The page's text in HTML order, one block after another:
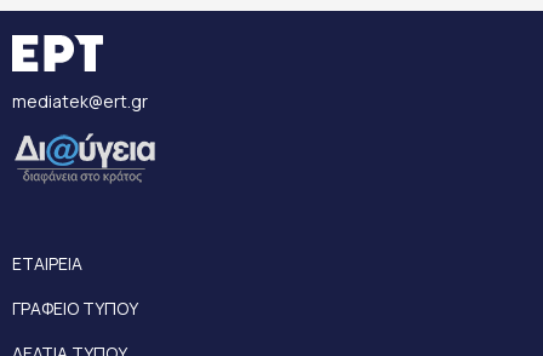
mediatek@ert.gr
ΕΤΑΙΡΕΙΑ
ΓΡΑΦΕΙΟ ΤΥΠΟΥ